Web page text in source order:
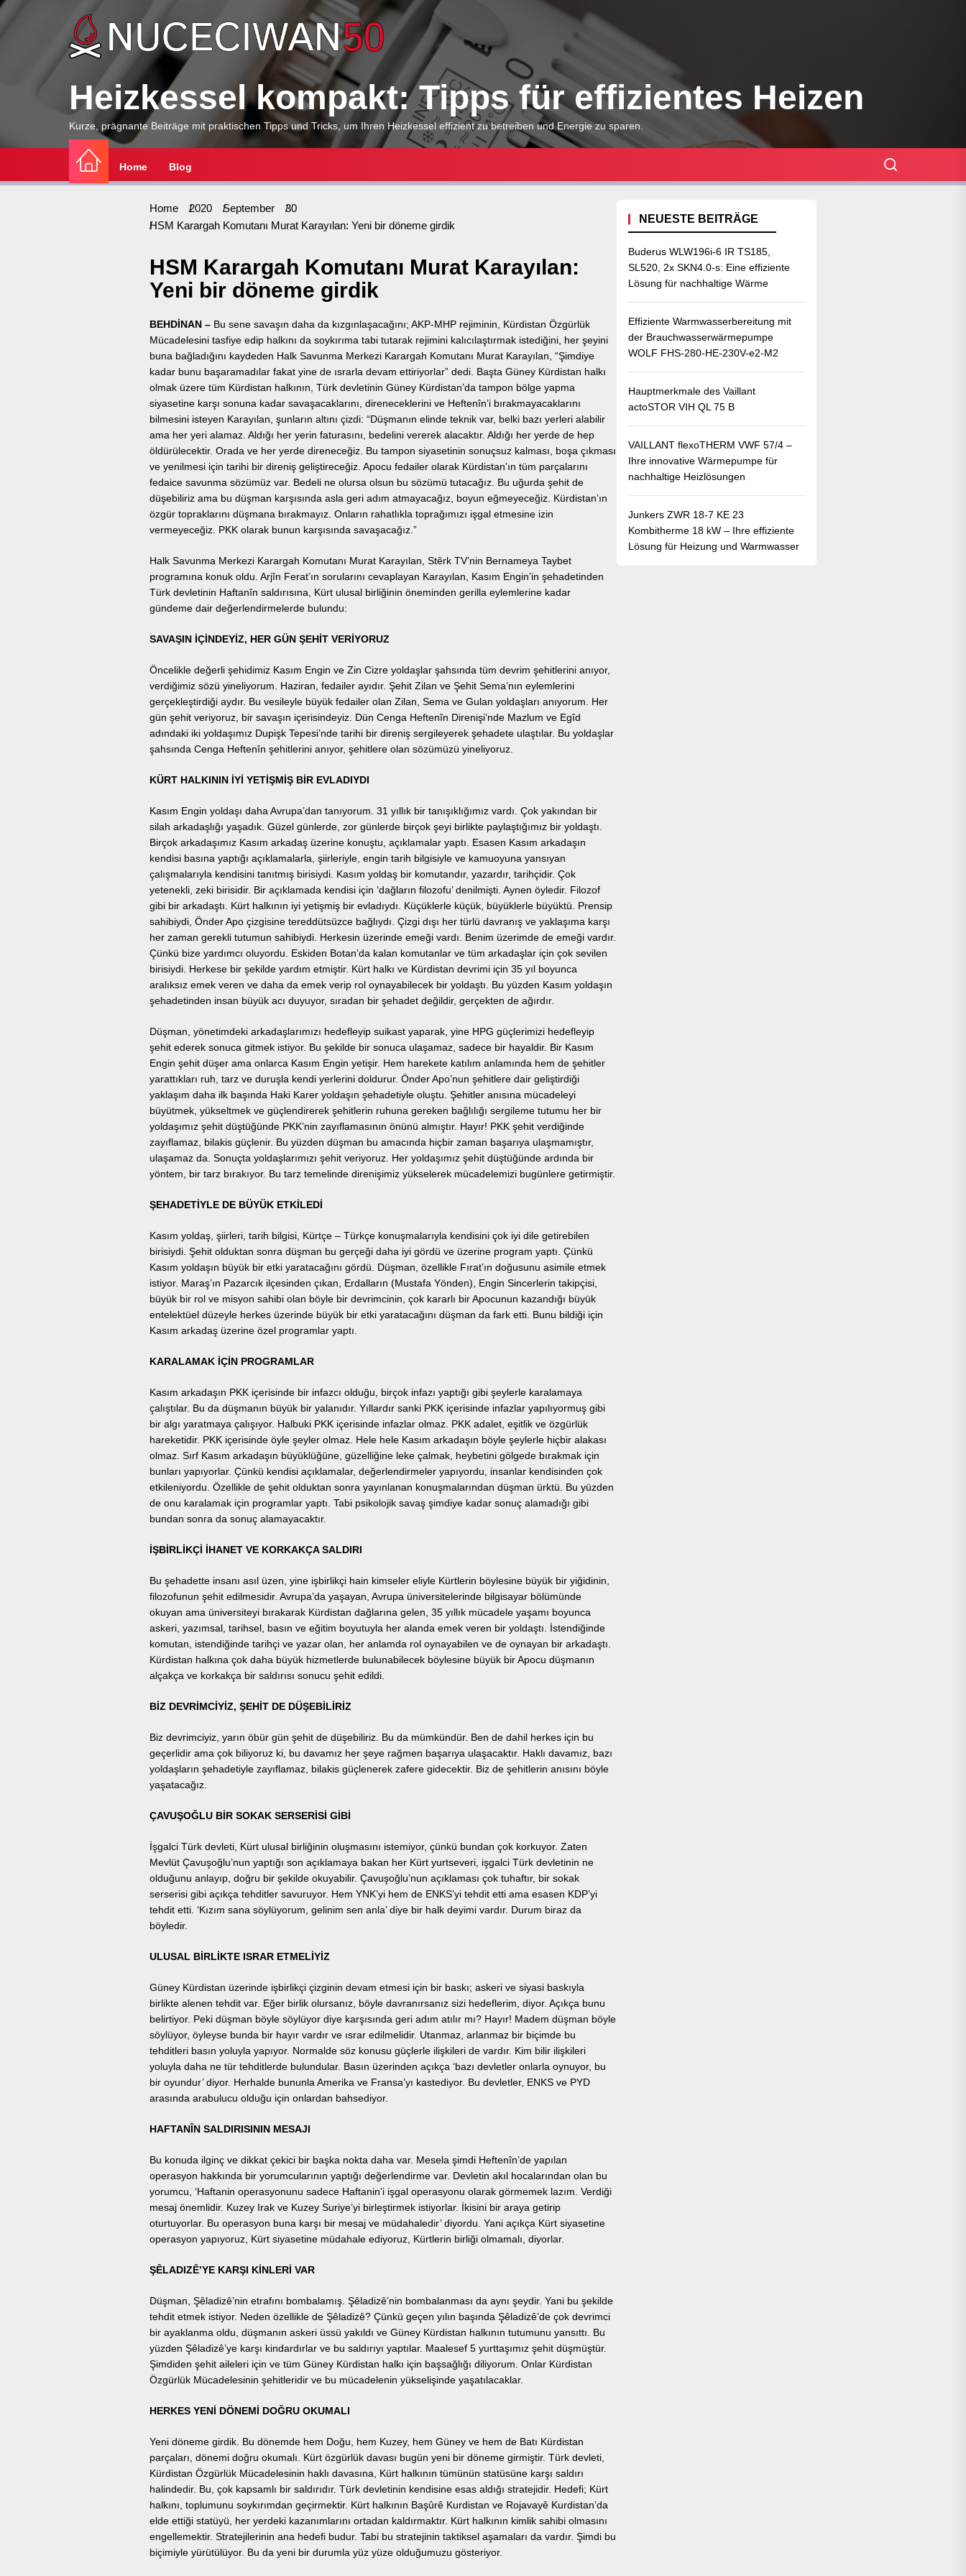
Skip
Heizkessel
kompakt:
Tipps
für
effizientes
Heizen
Heizkessel kompakt: Tipps für effizientes Heizen
Kurze, prägnante Beiträge mit praktischen Tipps und Tricks, um Ihren Heizkessel effizient zu betreiben und Energie zu sparen.
Home Blog
Home 2020 September
30
HSM Karargah Komutanı Murat Karayılan: Yeni bir döneme girdik
HSM Karargah Komutanı Murat Karayılan:
Yeni bir döneme girdik
BEHDİNAN – Bu sene savaşın daha da kızgınlaşacağını; AKP-MHP rejiminin, Kürdistan Özgürlük
Mücadelesini tasfiye edip halkını da soykırıma tabi tutarak rejimini kalıcılaştırmak istediğini, her şeyini
buna bağladığını kaydeden Halk Savunma Merkezi Karargah Komutanı Murat Karayılan, “Şimdiye
kadar bunu başaramadılar fakat yine de ısrarla devam ettiriyorlar” dedi. Başta Güney Kürdistan halkı
olmak üzere tüm Kürdistan halkının, Türk devletinin Güney Kürdistan’da tampon bölge yapma
siyasetine karşı sonuna kadar savaşacaklarını, direneceklerini ve Heftenîn’i bırakmayacaklarını
bilmesini isteyen Karayılan, şunların altını çizdi: “Düşmanın elinde teknik var, belki bazı yerleri alabilir
ama her yeri alamaz. Aldığı her yerin faturasını, bedelini vererek alacaktır. Aldığı her yerde de hep
öldürülecektir. Orada ve her yerde direneceğiz. Bu tampon siyasetinin sonuçsuz kalması, boşa çıkması
ve yenilmesi için tarihi bir direniş geliştireceğiz. Apocu fedailer olarak Kürdistan’ın tüm parçalarını
fedaice savunma sözümüz var. Bedeli ne olursa olsun bu sözümü tutacağız. Bu uğurda şehit de
düşebiliriz ama bu düşman karşısında asla geri adım atmayacağız, boyun eğmeyeceğiz. Kürdistan’ın
özgür topraklarını düşmana bırakmayız. Onların rahatlıkla toprağımızı işgal etmesine izin
vermeyeceğiz. PKK olarak bunun karşısında savaşacağız.”
Halk Savunma Merkezi Karargah Komutanı Murat Karayılan, Stêrk TV’nin Bernameya Taybet
programına konuk oldu. Arjîn Ferat’ın sorularını cevaplayan Karayılan, Kasım Engin’in şehadetinden
Türk devletinin Haftanîn saldırısına, Kürt ulusal birliğinin öneminden gerilla eylemlerine kadar
gündeme dair değerlendirmelerde bulundu:
SAVAŞIN İÇİNDEYİZ, HER GÜN ŞEHİT VERİYORUZ
Öncelikle değerli şehidimiz Kasım Engin ve Zin Cizre yoldaşlar şahsında tüm devrim şehitlerini anıyor,
verdiğimiz sözü yineliyorum. Haziran, fedailer ayıdır. Şehit Zilan ve Şehit Sema’nın eylemlerini
gerçekleştirdiği aydır. Bu vesileyle büyük fedailer olan Zilan, Sema ve Gulan yoldaşları anıyorum. Her
gün şehit veriyoruz, bir savaşın içerisindeyiz. Dün Cenga Heftenîn Direnişi’nde Mazlum ve Egîd
adındaki iki yoldaşımız Dupişk Tepesi’nde tarihi bir direniş sergileyerek şehadete ulaştılar. Bu yoldaşlar
şahsında Cenga Heftenîn şehitlerini anıyor, şehitlere olan sözümüzü yineliyoruz.
KÜRT HALKININ İYİ YETİŞMİŞ BİR EVLADIYDI
Kasım Engin yoldaşı daha Avrupa’dan tanıyorum. 31 yıllık bir tanışıklığımız vardı. Çok yakından bir
silah arkadaşlığı yaşadık. Güzel günlerde, zor günlerde birçok şeyi birlikte paylaştığımız bir yoldaştı.
Birçok arkadaşımız Kasım arkadaş üzerine konuştu, açıklamalar yaptı. Esasen Kasım arkadaşın
kendisi basına yaptığı açıklamalarla, şiirleriyle, engin tarih bilgisiyle ve kamuoyuna yansıyan
çalışmalarıyla kendisini tanıtmış birisiydi. Kasım yoldaş bir komutandır, yazardır, tarihçidir. Çok
yetenekli, zeki birisidir. Bir açıklamada kendisi için ‘dağların filozofu’ denilmişti. Aynen öyledir. Filozof
gibi bir arkadaştı. Kürt halkının iyi yetişmiş bir evladıydı. Küçüklerle küçük, büyüklerle büyüktü. Prensip
sahibiydi, Önder Apo çizgisine tereddütsüzce bağlıydı. Çizgi dışı her türlü davranış ve yaklaşıma karşı
her zaman gerekli tutumun sahibiydi. Herkesin üzerinde emeği vardı. Benim üzerimde de emeği vardır.
Çünkü bize yardımcı oluyordu. Eskiden Botan’da kalan komutanlar ve tüm arkadaşlar için çok sevilen
birisiydi. Herkese bir şekilde yardım etmiştir. Kürt halkı ve Kürdistan devrimi için 35 yıl boyunca
aralıksız emek veren ve daha da emek verip rol oynayabilecek bir yoldaştı. Bu yüzden Kasım yoldaşın
şehadetinden insan büyük acı duyuyor, sıradan bir şehadet değildir, gerçekten de ağırdır.
Düşman, yönetimdeki arkadaşlarımızı hedefleyip suikast yaparak, yine HPG güçlerimizi hedefleyip
şehit ederek sonuca gitmek istiyor. Bu şekilde bir sonuca ulaşamaz, sadece bir hayaldir. Bir Kasım
Engin şehit düşer ama onlarca Kasım Engin yetişir. Hem harekete katılım anlamında hem de şehitler
yarattıkları ruh, tarz ve duruşla kendi yerlerini doldurur. Önder Apo’nun şehitlere dair geliştirdiği
yaklaşım daha ilk başında Haki Karer yoldaşın şehadetiyle oluştu. Şehitler anısına mücadeleyi
büyütmek, yükseltmek ve güçlendirerek şehitlerin ruhuna gereken bağlılığı sergileme tutumu her bir
yoldaşımız şehit düştüğünde PKK’nin zayıflamasının önünü almıştır. Hayır! PKK şehit verdiğinde
zayıflamaz, bilakis güçlenir. Bu yüzden düşman bu amacında hiçbir zaman başarıya ulaşmamıştır,
ulaşamaz da. Sonuçta yoldaşlarımızı şehit veriyoruz. Her yoldaşımız şehit düştüğünde ardında bir
yöntem, bir tarz bırakıyor. Bu tarz temelinde direnişimiz yükselerek mücadelemizi bugünlere getirmiştir.
ŞEHADETİYLE DE BÜYÜK ETKİLEDİ
Kasım yoldaş, şiirleri, tarih bilgisi, Kürtçe – Türkçe konuşmalarıyla kendisini çok iyi dile getirebilen
birisiydi. Şehit olduktan sonra düşman bu gerçeği daha iyi gördü ve üzerine program yaptı. Çünkü
Kasım yoldaşın büyük bir etki yaratacağını gördü. Düşman, özellikle Fırat’ın doğusunu asimile etmek
istiyor. Maraş’ın Pazarcık ilçesinden çıkan, Erdalların (Mustafa Yönden), Engin Sincerlerin takipçisi,
büyük bir rol ve misyon sahibi olan böyle bir devrimcinin, çok kararlı bir Apocunun kazandığı büyük
entelektüel düzeyle herkes üzerinde büyük bir etki yaratacağını düşman da fark etti. Bunu bildiği için
Kasım arkadaş üzerine özel programlar yaptı.
KARALAMAK İÇİN PROGRAMLAR
Kasım arkadaşın PKK içerisinde bir infazcı olduğu, birçok infazı yaptığı gibi şeylerle karalamaya
çalıştılar. Bu da düşmanın büyük bir yalanıdır. Yıllardır sanki PKK içerisinde infazlar yapılıyormuş gibi
bir algı yaratmaya çalışıyor. Halbuki PKK içerisinde infazlar olmaz. PKK adalet, eşitlik ve özgürlük
hareketidir. PKK içerisinde öyle şeyler olmaz. Hele hele Kasım arkadaşın böyle şeylerle hiçbir alakası
olmaz. Sırf Kasım arkadaşın büyüklüğüne, güzelliğine leke çalmak, heybetini gölgede bırakmak için
bunları yapıyorlar. Çünkü kendisi açıklamalar, değerlendirmeler yapıyordu, insanlar kendisinden çok
etkileniyordu. Özellikle de şehit olduktan sonra yayınlanan konuşmalarından düşman ürktü. Bu yüzden
de onu karalamak için programlar yaptı. Tabi psikolojik savaş şimdiye kadar sonuç alamadığı gibi
bundan sonra da sonuç alamayacaktır.
İŞBİRLİKÇİ İHANET VE KORKAKÇA SALDIRI
Bu şehadette insanı asıl üzen, yine işbirlikçi hain kimseler eliyle Kürtlerin böylesine büyük bir yiğidinin,
filozofunun şehit edilmesidir. Avrupa’da yaşayan, Avrupa üniversitelerinde bilgisayar bölümünde
okuyan ama üniversiteyi bırakarak Kürdistan dağlarına gelen, 35 yıllık mücadele yaşamı boyunca
askeri, yazımsal, tarihsel, basın ve eğitim boyutuyla her alanda emek veren bir yoldaştı. İstendiğinde
komutan, istendiğinde tarihçi ve yazar olan, her anlamda rol oynayabilen ve de oynayan bir arkadaştı.
Kürdistan halkına çok daha büyük hizmetlerde bulunabilecek böylesine büyük bir Apocu düşmanın
alçakça ve korkakça bir saldırısı sonucu şehit edildi.
BİZ DEVRİMCİYİZ, ŞEHİT DE DÜŞEBİLİRİZ
Biz devrimciyiz, yarın öbür gün şehit de düşebiliriz. Bu da mümkündür. Ben de dahil herkes için bu
geçerlidir ama çok biliyoruz ki, bu davamız her şeye rağmen başarıya ulaşacaktır. Haklı davamız, bazı
yoldaşların şehadetiyle zayıflamaz, bilakis güçlenerek zafere gidecektir. Biz de şehitlerin anısını böyle
yaşatacağız.
ÇAVUŞOĞLU BİR SOKAK SERSERİSİ GİBİ
İşgalci Türk devleti, Kürt ulusal birliğinin oluşmasını istemiyor, çünkü bundan çok korkuyor. Zaten
Mevlüt Çavuşoğlu’nun yaptığı son açıklamaya bakan her Kürt yurtseveri, işgalci Türk devletinin ne
olduğunu anlayıp, doğru bir şekilde okuyabilir. Çavuşoğlu’nun açıklaması çok tuhaftır, bir sokak
serserisi gibi açıkça tehditler savuruyor. Hem YNK’yi hem de ENKS’yi tehdit etti ama esasen KDP’yi
tehdit etti. ‘Kızım sana söylüyorum, gelinim sen anla’ diye bir halk deyimi vardır. Durum biraz da
böyledir.
ULUSAL BİRLİKTE ISRAR ETMELİYİZ
Güney Kürdistan üzerinde işbirlikçi çizginin devam etmesi için bir baskı; askeri ve siyasi baskıyla
birlikte alenen tehdit var. Eğer birlik olursanız, böyle davranırsanız sizi hedeflerim, diyor. Açıkça bunu
belirtiyor. Peki düşman böyle söylüyor diye karşısında geri adım atılır mı? Hayır! Madem düşman böyle
söylüyor, öyleyse bunda bir hayır vardır ve ısrar edilmelidir. Utanmaz, arlanmaz bir biçimde bu
tehditleri basın yoluyla yapıyor. Normalde söz konusu güçlerle ilişkileri de vardır. Kim bilir ilişkileri
yoluyla daha ne tür tehditlerde bulundular. Basın üzerinden açıkça ‘bazı devletler onlarla oynuyor, bu
bir oyundur’ diyor. Herhalde bununla Amerika ve Fransa’yı kastediyor. Bu devletler, ENKS ve PYD
arasında arabulucu olduğu için onlardan bahsediyor.
HAFTANÎN SALDIRISININ MESAJI
Bu konuda ilginç ve dikkat çekici bir başka nokta daha var. Mesela şimdi Heftenîn’de yapılan
operasyon hakkında bir yorumcularının yaptığı değerlendirme var. Devletin akıl hocalarından olan bu
yorumcu, ‘Haftanin operasyonunu sadece Haftanin’i işgal operasyonu olarak görmemek lazım. Verdiği
mesaj önemlidir. Kuzey Irak ve Kuzey Suriye’yi birleştirmek istiyorlar. İkisini bir araya getirip
oturtuyorlar. Bu operasyon buna karşı bir mesaj ve müdahaledir’ diyordu. Yani açıkça Kürt siyasetine
operasyon yapıyoruz, Kürt siyasetine müdahale ediyoruz, Kürtlerin birliği olmamalı, diyorlar.
ŞÊLADIZÊ’YE KARŞI KİNLERİ VAR
Düşman, Şêladizê’nin etrafını bombalamış. Şêladizê’nin bombalanması da aynı şeydir. Yani bu şekilde
tehdit etmek istiyor. Neden özellikle de Şêladizê? Çünkü geçen yılın başında Şêladizê’de çok devrimci
bir ayaklanma oldu, düşmanın askeri üssü yakıldı ve Güney Kürdistan halkının tutumunu yansıttı. Bu
yüzden Şêladizê’ye karşı kindardırlar ve bu saldırıyı yaptılar. Maalesef 5 yurttaşımız şehit düşmüştür.
Şimdiden şehit aileleri için ve tüm Güney Kürdistan halkı için başsağlığı diliyorum. Onlar Kürdistan
Özgürlük Mücadelesinin şehitleridir ve bu mücadelenin yükselişinde yaşatılacaklar.
HERKES YENİ DÖNEMİ DOĞRU OKUMALI
Yeni döneme girdik. Bu dönemde hem Doğu, hem Kuzey, hem Güney ve hem de Batı Kürdistan
parçaları, dönemi doğru okumalı. Kürt özgürlük davası bugün yeni bir döneme girmiştir. Türk devleti,
Kürdistan Özgürlük Mücadelesinin haklı davasına, Kürt halkının tümünün statüsüne karşı saldırı
halindedir. Bu, çok kapsamlı bir saldırıdır. Türk devletinin kendisine esas aldığı stratejidir. Hedefi; Kürt
halkını, toplumunu soykırımdan geçirmektir. Kürt halkının Başûrê Kurdistan ve Rojavayê Kurdistan’da
elde ettiği statüyü, her yerdeki kazanımlarını ortadan kaldırmaktır. Kürt halkının kimlik sahibi olmasını
engellemektir. Stratejilerinin ana hedefi budur. Tabi bu stratejinin taktiksel aşamaları da vardır. Şimdi bu
biçimiyle yürütülüyor. Bu da yeni bir durumla yüz yüze olduğumuzu gösteriyor.
NEUESTE BEITRÄGE
Buderus WLW196i-6 IR TS185,
SL520, 2x SKN4.0-s: Eine effiziente
Lösung für nachhaltige Wärme
Effiziente Warmwasserbereitung mit
der Brauchwasserwärmepumpe
WOLF FHS-280-HE-230V-e2-M2
Hauptmerkmale des Vaillant
actoSTOR VIH QL 75 B
VAILLANT flexoTHERM VWF 57/4 –
Ihre innovative Wärmepumpe für
nachhaltige Heizlösungen
Junkers ZWR 18-7 KE 23
Kombitherme 18 kW – Ihre effiziente
Lösung für Heizung und Warmwasser